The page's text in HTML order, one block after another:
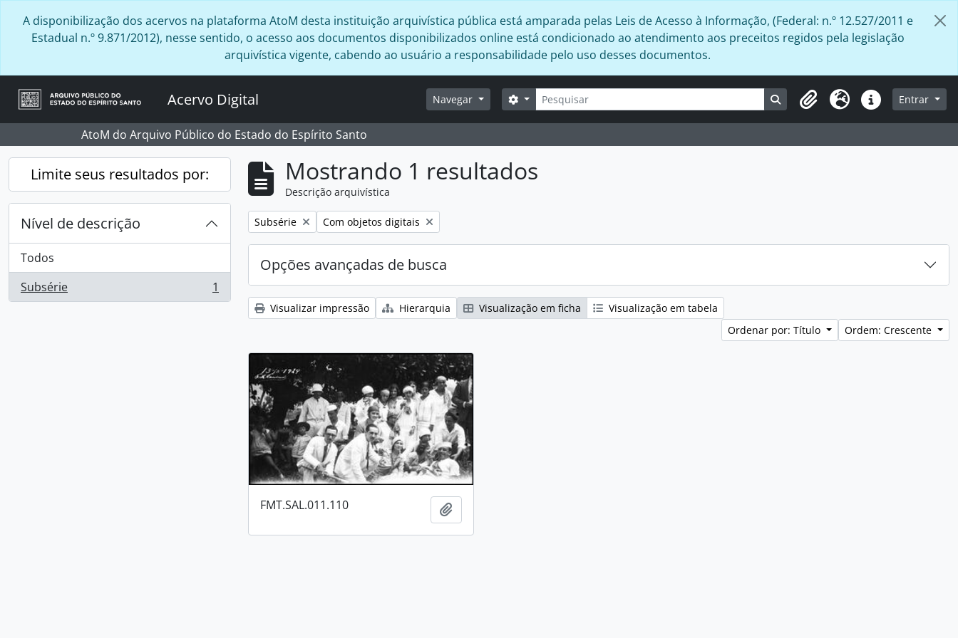
A disponibilização dos acervos na plataforma AtoM desta instituição arquivística pública está amparada pelas Leis de Acesso à Informação, (Federal: n.º 12.527/2011 e
Estadual n.º 9.871/2012), nesse sentido, o acesso aos documentos disponibilizados online está condicionado ao atendimento aos preceitos regidos pela legislação
arquivística vigente, cabendo ao usuário a responsabilidade pelo uso desses documentos.
Acervo Digital Navegar Buscar
Opções de busca Busque na página de navegação
Área de Transferência
Idioma Atalhos Entrar
AtoM do Arquivo Público do Estado do Espírito Santo
Limite seus resultados por:
Nível de descrição
Todos
Subsérie
, 1 resultados 1
Mostrando 1 resultados
Descrição arquivística
Remover filtro:
Subsérie Remover filtro:
Com objetos digitais
Opções avançadas de busca
Visualizar impressão Hierarquia Visualização em ficha
Visualização em tabela
Ordenar por: Título
Ordem: Crescente
FMT.SAL.011.110